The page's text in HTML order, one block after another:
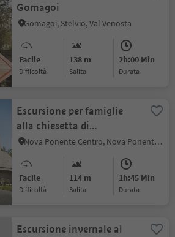
Gomagoi
Gomagoi, Stelvio, Val Venosta
Facile
Difficoltà
138 m
Salita
2h:00 Min
durata
Escursione per famiglie
alla chiesetta di
Sant'Elena
Nova Ponente Centro, Nova Ponente, Regione dolomitica Val d'Ega
Facile
Difficoltà
114 m
Salita
1h:45 Min
durata
Escursione invernale al